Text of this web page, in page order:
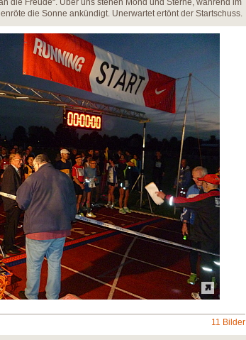
die Freude“. Über uns stehen Mond und Sterne, während im
die Sonne ankündigt. Unerwartet ertönt der Startschuss.
11 Bilder